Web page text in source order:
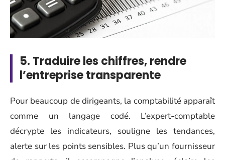
5. Traduire les chiffres, rendre
l’entreprise transparente
Pour beaucoup de dirigeants, la comptabilité apparaît
comme un langage codé. L’expert-comptable
décrypte les indicateurs, souligne les tendances,
alerte sur les points sensibles. Plus qu’un fournisseur